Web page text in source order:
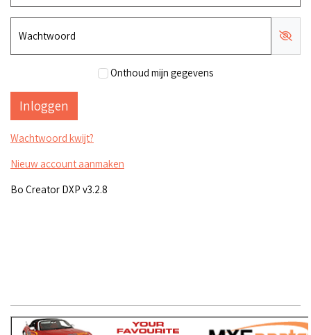
Wachtwoord
Onthoud mijn gegevens
Wachtwoord kwijt?
Nieuw account aanmaken
Bo Creator DXP v3.2.8